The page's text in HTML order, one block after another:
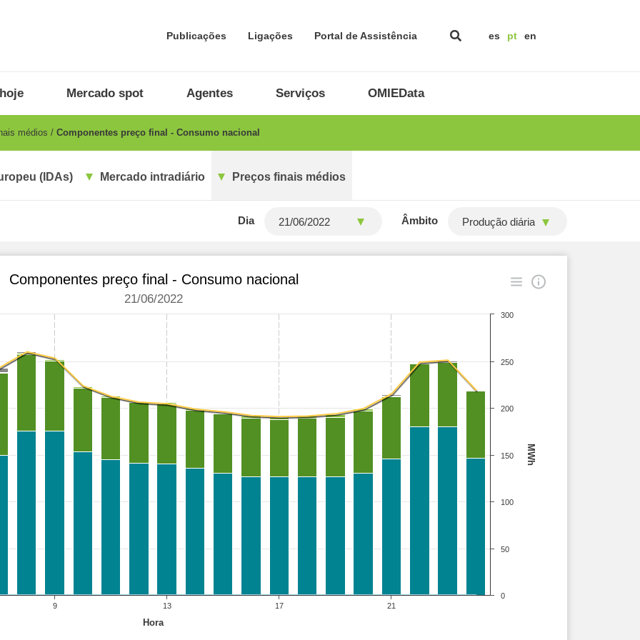
Publicações Ligações Portal de Assistência es pt en
Mercado spot Agentes Serviços OMIEData
médios Componentes preço final - Consumo nacional
(IDAs) Mercado intradiário Preços finais médios
Dia Âmbito Produção diária
Hora
MWh
Componentes preço final - Consumo nacional
21/06/2022
9 13 17 21
0
50
100
150
200
250
300